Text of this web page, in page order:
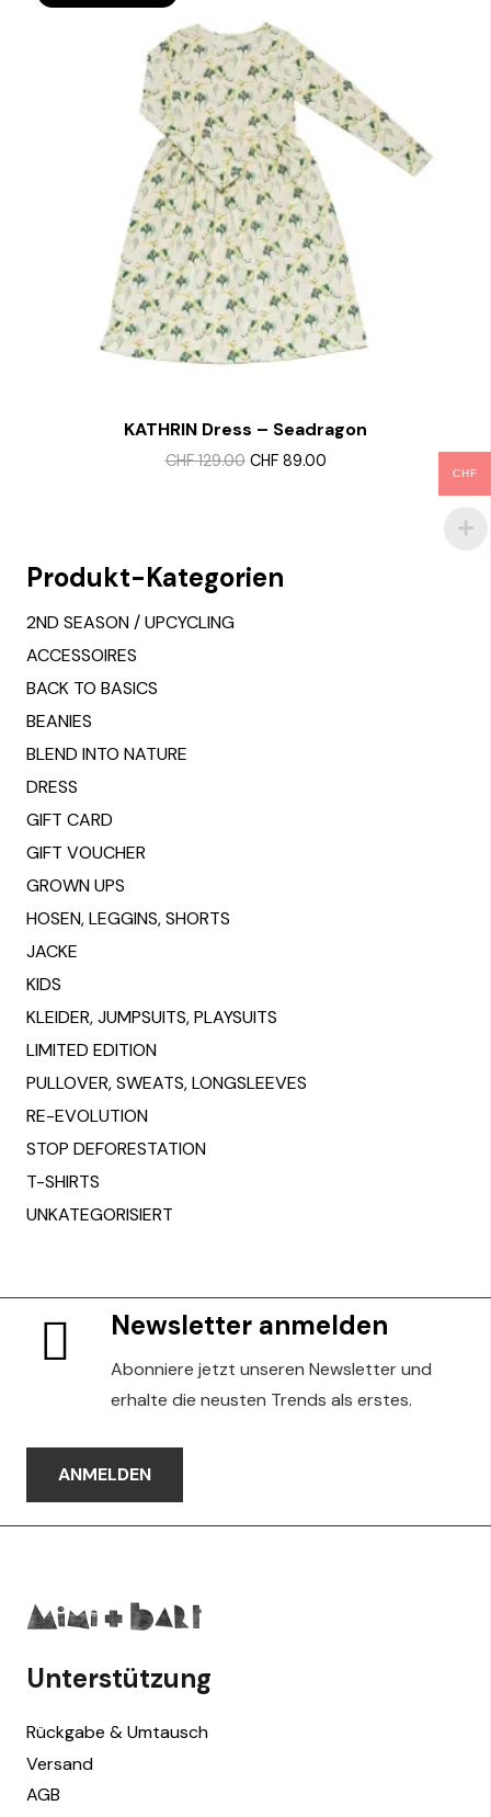
KATHRIN Dress – Seadragon
CHF129.00 Original
CHF89.00Current
Select options
variants.
The
options
may
be
chosen
page
Produkt-Kategorien
2ND SEASON / UPCYCLING
ACCESSOIRES
BACK TO BASICS
BEANIES
BLEND INTO NATURE
DRESS
GIFT CARD
GIFT VOUCHER
GROWN UPS
HOSEN, LEGGINS, SHORTS
JACKE
KIDS
KLEIDER, JUMPSUITS, PLAYSUITS
LIMITED EDITION
PULLOVER, SWEATS, LONGSLEEVES
RE-EVOLUTION
STOP DEFORESTATION
T-SHIRTS
UNKATEGORISIERT
Newsletter anmelden
Abonniere jetzt unseren Newsletter und
erhalte die neusten Trends als erstes.
ANMELDEN
Unterstützung
Rückgabe & Umtausch
Versand
AGB
CHF